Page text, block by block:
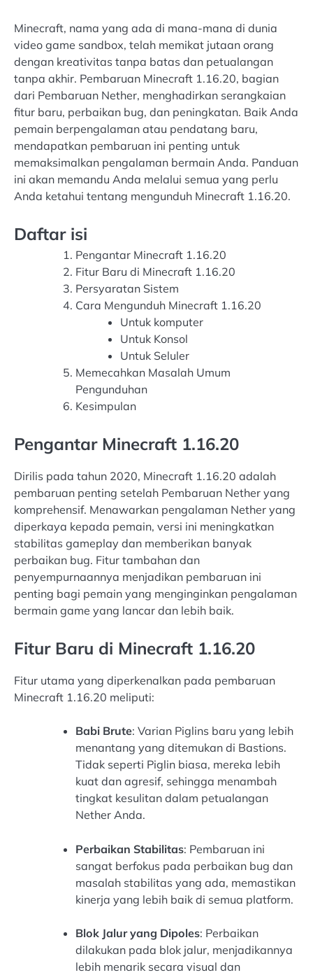
Minecraft, nama yang ada di mana-mana di dunia
video game sandbox, telah memikat jutaan orang
dengan kreativitas tanpa batas dan petualangan
tanpa akhir. Pembaruan Minecraft 1.16.20, bagian
dari Pembaruan Nether, menghadirkan serangkaian
fitur baru, perbaikan bug, dan peningkatan. Baik Anda
pemain berpengalaman atau pendatang baru,
mendapatkan pembaruan ini penting untuk
memaksimalkan pengalaman bermain Anda. Panduan
ini akan memandu Anda melalui semua yang perlu
Anda ketahui tentang mengunduh Minecraft 1.16.20.
Daftar isi
Pengantar Minecraft 1.16.20
Fitur Baru di Minecraft 1.16.20
Persyaratan Sistem
Cara Mengunduh Minecraft 1.16.20
Untuk komputer
Untuk Konsol
Untuk Seluler
Memecahkan Masalah Umum
Pengunduhan
Kesimpulan
Pengantar Minecraft 1.16.20
Dirilis pada tahun 2020, Minecraft 1.16.20 adalah
pembaruan penting setelah Pembaruan Nether yang
komprehensif. Menawarkan pengalaman Nether yang
diperkaya kepada pemain, versi ini meningkatkan
stabilitas gameplay dan memberikan banyak
perbaikan bug. Fitur tambahan dan
penyempurnaannya menjadikan pembaruan ini
penting bagi pemain yang menginginkan pengalaman
bermain game yang lancar dan lebih baik.
Fitur Baru di Minecraft 1.16.20
Fitur utama yang diperkenalkan pada pembaruan
Minecraft 1.16.20 meliputi:
Babi Brute: Varian Piglins baru yang lebih
menantang yang ditemukan di Bastions.
Tidak seperti Piglin biasa, mereka lebih
kuat dan agresif, sehingga menambah
tingkat kesulitan dalam petualangan
Nether Anda.
Perbaikan Stabilitas: Pembaruan ini
sangat berfokus pada perbaikan bug dan
masalah stabilitas yang ada, memastikan
kinerja yang lebih baik di semua platform.
Blok Jalur yang Dipoles: Perbaikan
dilakukan pada blok jalur, menjadikannya
lebih menarik secara visual dan